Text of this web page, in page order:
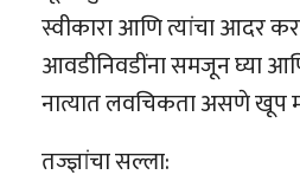
स्वीकारा आणि त्यांचा आदर
आवडीनिवडींना समजून घ्या आणि
नात्यात लवचिकता असणे खूप
तज्ज्ञांचा सल्ला: